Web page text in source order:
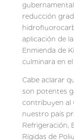
reducción
aplicación de
Enmienda de
culminara en
Cabe aclarar
son potentes
contribuyen al
nuestro país
Refrigeración,
Rígidas de